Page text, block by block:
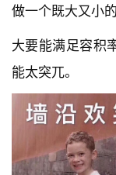
做一个既大又小的
大要能满足容积
能太突兀。